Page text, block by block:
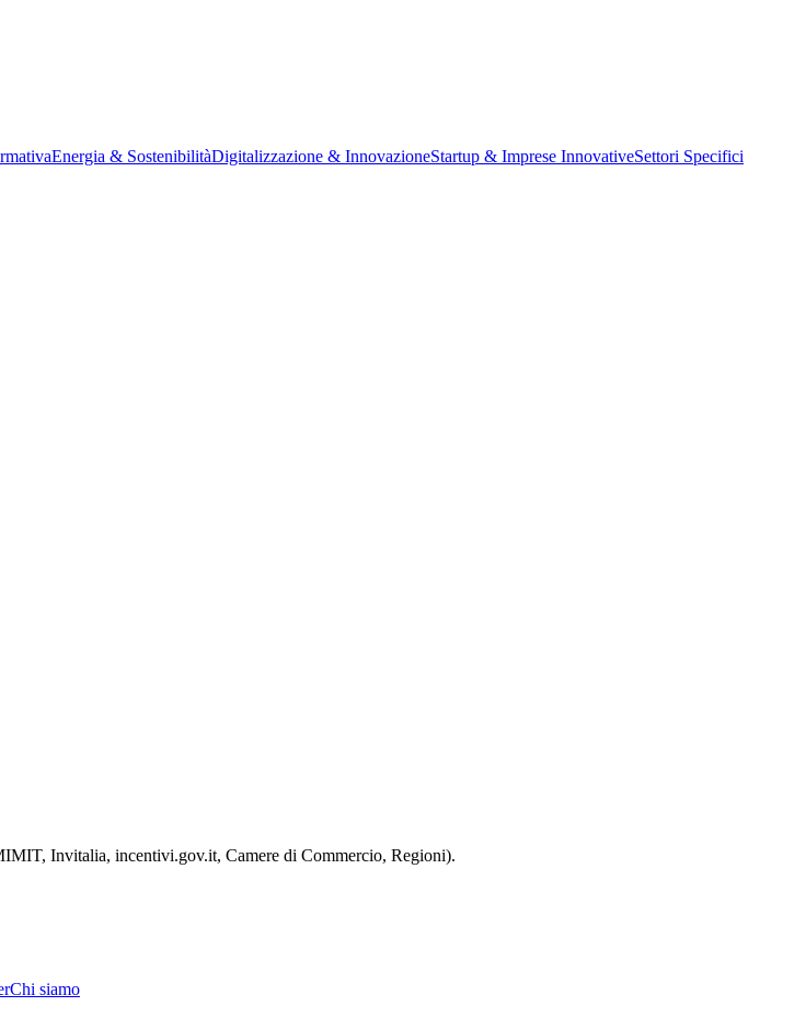
Energia & SostenibilitàDigitalizzazione & InnovazioneStartup & Imprese InnovativeSettori Specifici
Invitalia, incentivi.gov.it, Camere di Commercio, Regioni).
Chi siamo